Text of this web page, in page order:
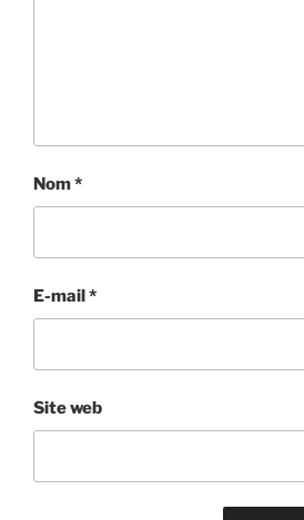
Nom*
E-mail*
Site web